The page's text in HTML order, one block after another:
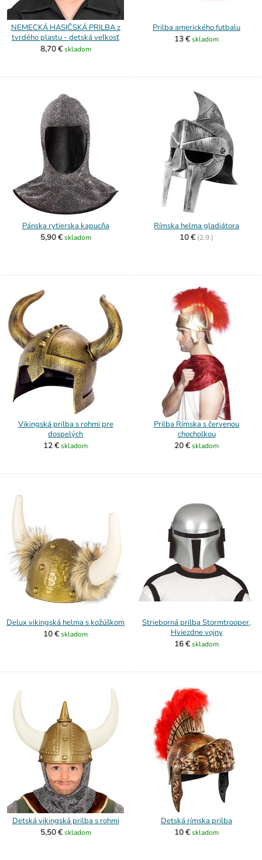
NEMECKÁ HASIČSKÁ PRILBA z
tvrdého plastu - detská veľkosť
8,70 € skladom
Prilba amerického futbalu
13 €skladom
Pánska rytierska kapucňa
5,90 € skladom
Rímska helma gladiátora
10 € (2.9.)
Vikingská prilba s rohmi pre
dospelých
12 €skladom
Prilba Rímska s červenou
chocholkou
20 €skladom
Delux vikingská helma s kožúškom
10 €skladom
Strieborná prilba Stormtrooper,
Hviezdne vojny
16 €skladom
Detská vikingská prilba s rohmi
5,50 € skladom
Detská rímska prilba
10 €skladom